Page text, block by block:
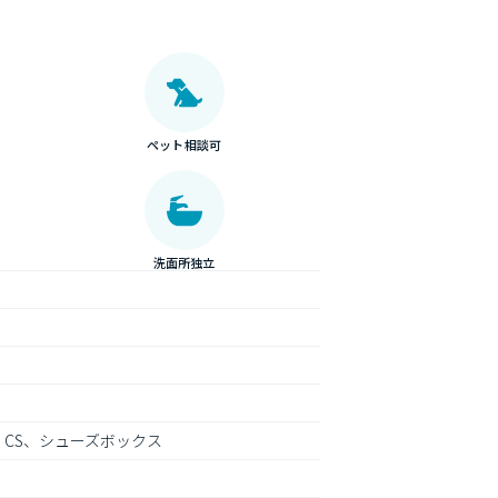
ペット相談可
洗面所独立
、シューズボックス